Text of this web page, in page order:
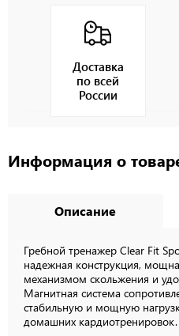
Доставка
по всей
России
Информация о
Описание
Гребной тренажер Clear Fit
надежная конструкция,
механизмом скольжения и
Магнитная система
стабильную и мощную
домашних кардиотренировок.